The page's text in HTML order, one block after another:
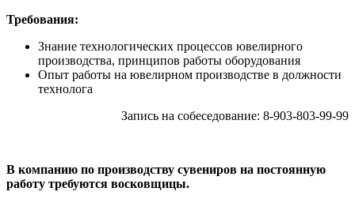
Требования:
Знание технологических процессов ювелирного
производства, принципов работы оборудования
Опыт работы на ювелирном производстве в должности
технолога
Запись на собеседование: 8-903-803-99-99
В компанию по производству сувениров на постоянную
работу требуются восковщицы.